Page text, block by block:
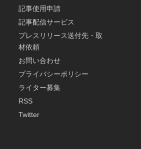
記事使用申請
記事配信サービス
プレスリリース送付先・取
材依頼
お問い合わせ
プライバシーポリシー
ライター募集
RSS
Twitter